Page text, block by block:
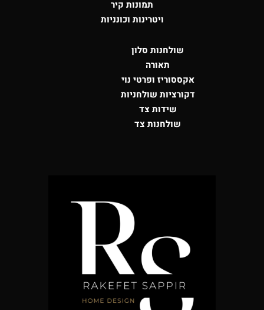
תמונות קיר
ויטרינות וכונניות
שולחנות סלון
תאורה
אקססוריז ופרטי נוי
דקורציות שולחניות
שידות צד
שולחנות צד